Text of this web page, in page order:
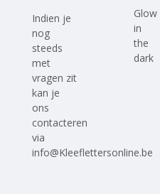
Indien je
nog
steeds
met
vragen zit
kan je
ons
contacteren
via
info@Kleeflettersonline.be
Glow
in
the
dark